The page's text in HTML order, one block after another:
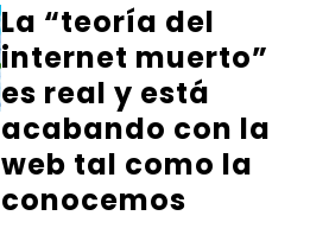
La “teoría del
internet muerto”
es real y está
acabando con la
web tal como la
conocemos